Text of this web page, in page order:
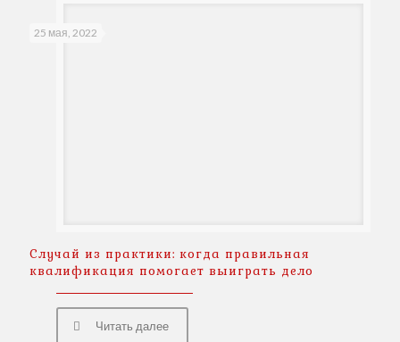
25 мая, 2022
Случай из практики: когда правильная
квалификация помогает выиграть дело
Читать далее